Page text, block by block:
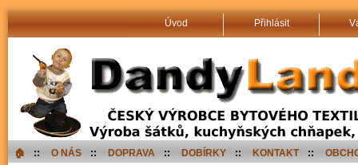
Úvod Přihlásit
🏠︎ :: O NÁS :: DOPRAVA :: DOBÍRKY :: KONTAKT ::